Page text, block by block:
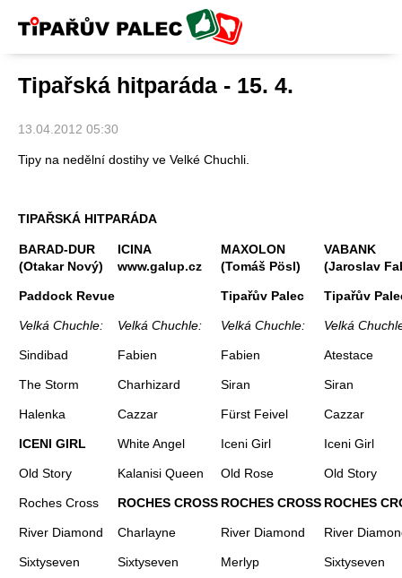
Tipařův palec
Tipařská hitparáda - 15. 4.
13.04.2012 05:30
Tipy na nedělní dostihy ve Velké Chuchli.
TIPAŘSKÁ HITPARÁDA
BARAD-DUR
(Otakar Nový)
Paddock Revue
Velká Chuchle:
Sindibad
The Storm
Halenka
ICENI GIRL
Old Story
Roches Cross
River Diamond
Sixtyseven
ICINA
www.galup.cz
Velká Chuchle:
Fabien
Charhizard
Cazzar
White Angel
Kalanisi Queen
ROCHES CROSS
Charlayne
Sixtyseven
MAXOLON
(Tomáš Pösl)
Tipařův Palec
Velká Chuchle:
Fabien
Siran
Fürst Feivel
Iceni Girl
Old Rose
ROCHES CROSS
River Diamond
Merlyp
VABANK
(Jaroslav
Tipařův
Velká
Atestace
Siran
Cazzar
Iceni Girl
Old Story
ROCHES
River
Sixtyseven